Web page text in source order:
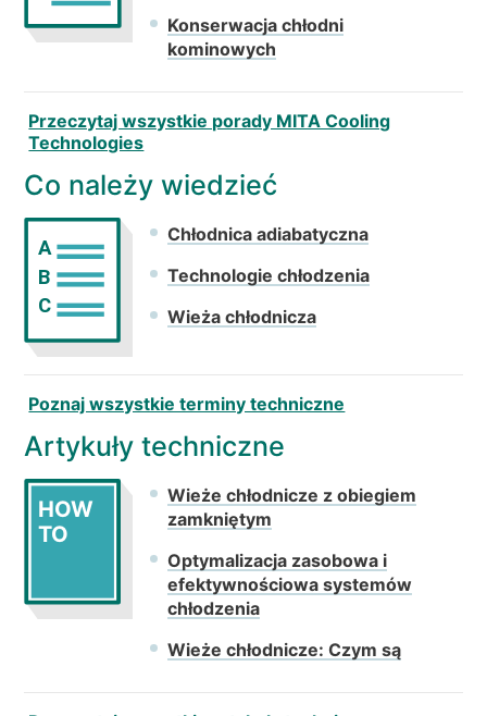
Konserwacja chłodni
kominowych
Przeczytaj wszystkie porady MITA Cooling
Technologies
Co należy wiedzieć
A
B
C
Chłodnica adiabatyczna
Technologie chłodzenia
Wieża chłodnicza
Poznaj wszystkie terminy techniczne
Artykuły techniczne
HOW
TO
Wieże chłodnicze z obiegiem
zamkniętym
Optymalizacja zasobowa i
efektywnościowa systemów
chłodzenia
Wieże chłodnicze: Czym są